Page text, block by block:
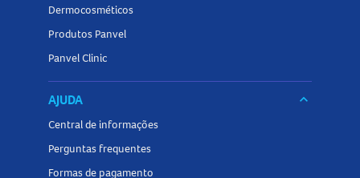
Dermocosméticos
Produtos Panvel
Panvel Clinic
AJUDA keyboard_arrow_down
Central de informações
Perguntas frequentes
Formas de pagamento